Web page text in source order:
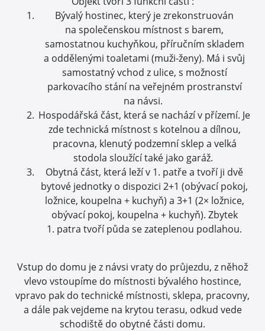
Bývalý hostinec, který je zrekonstruován
na společenskou místnost s barem,
samostatnou kuchyňkou, příručním skladem
a oddělenými toaletami (muži-ženy). Má i svůj
samostatný vchod z ulice, s možností
parkovacího stání na veřejném prostranství
na návsi.
Hospodářská část, která se nachází v přízemí. Je
zde technická místnost s kotelnou a dílnou,
pracovna, klenutý podzemní sklep a velká
stodola sloužící také jako garáž.
Obytná část, která leží v 1. patře a tvoří ji dvě
bytové jednotky o dispozici 2+1 (obývací pokoj,
ložnice, koupelna + kuchyň) a 3+1 (2× ložnice,
obývací pokoj, koupelna + kuchyň). Zbytek
1. patra tvoří půda se zateplenou podlahou.
Vstup do domu je z návsi vraty do průjezdu, z něhož
vlevo vstoupíme do místnosti bývalého hostince,
vpravo pak do technické místnosti, sklepa, pracovny,
a dále pak vejdeme na krytou terasu, odkud vede
schodiště do obytné části domu.